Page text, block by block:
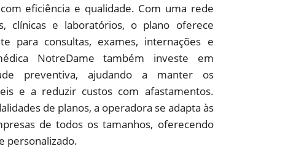
eficiência e qualidade. Com uma rede
clínicas e laboratórios, o plano oferece
para consultas, exames, internações e
NotreDame também investe em
preventiva, ajudando a manter os
e a reduzir custos com afastamentos.
de planos, a operadora se adapta às
de todos os tamanhos, oferecendo
personalizado.